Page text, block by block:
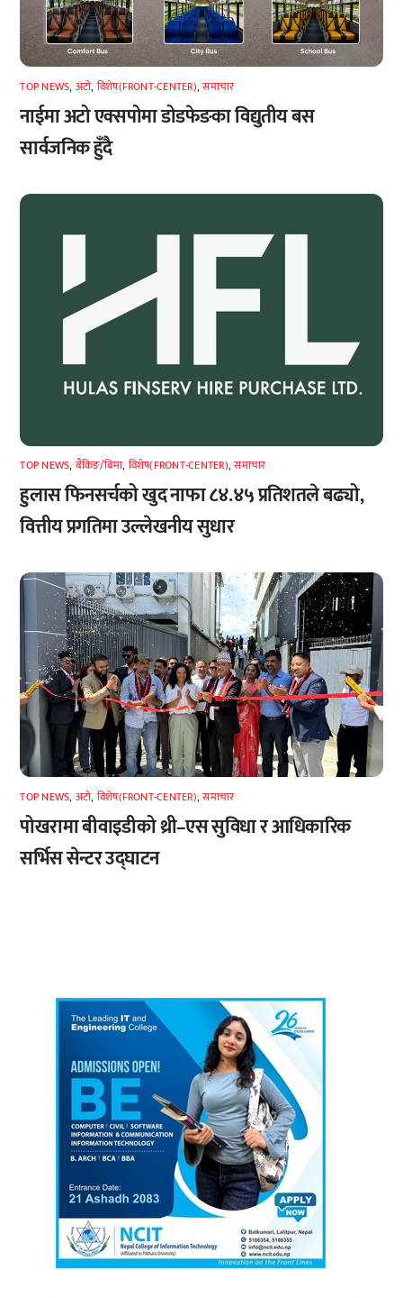
TOP NEWS, अटाे, विशेष(FRONT-CENTER),समाचार
नाईमा अटो एक्सपोमा डोडफेङका विद्युतीय बस
सार्वजनिक हुँदै
TOP NEWS, बैंकिङ/बिमा, विशेष(FRONT-CENTER),समाचार
हुलास फिनसर्चको खुद नाफा ८४.४५ प्रतिशतले बढ्यो,
वित्तीय प्रगतिमा उल्लेखनीय सुधार
TOP NEWS, अटाे, विशेष(FRONT-CENTER),समाचार
पोखरामा बीवाइडीको थ्री–एस सुविधा र आधिकारिक
सर्भिस सेन्टर उद्घाटन